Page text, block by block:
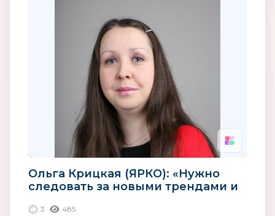
Ольга Крицкая (ЯРКО): «Нужно
следовать за новыми трендами и
3 485